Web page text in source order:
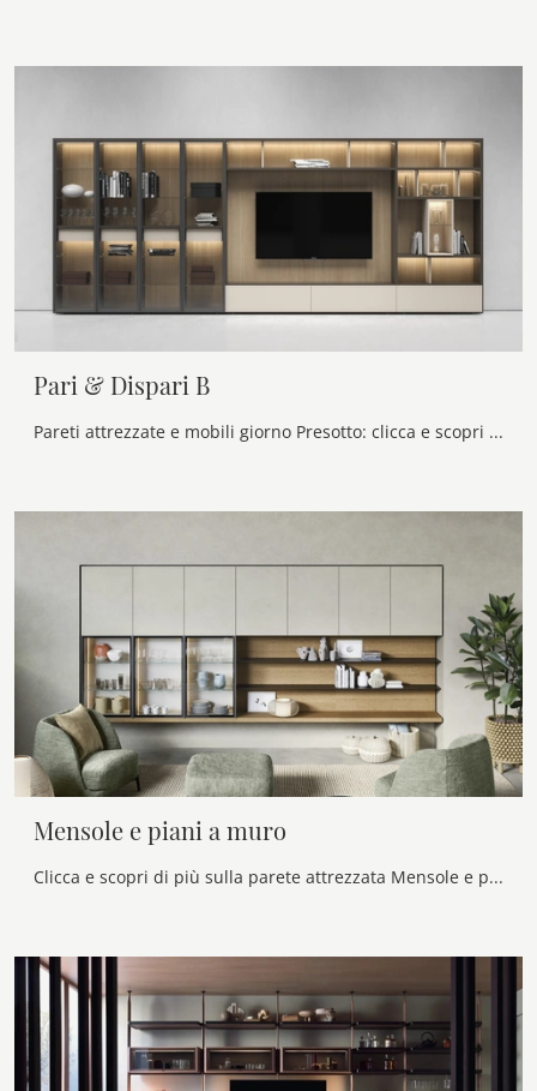
Pari & Dispari B
Pareti attrezzate e mobili giorno Presotto: clicca e scopri il modello Pari & Dispari B e potrai valorizzare stanze moderne di ogni genere.
Mensole e piani a muro
Clicca e scopri di più sulla parete attrezzata Mensole e piani a muro della firma Novamobili: è la soluzione dalle linee moderne ideale per te.